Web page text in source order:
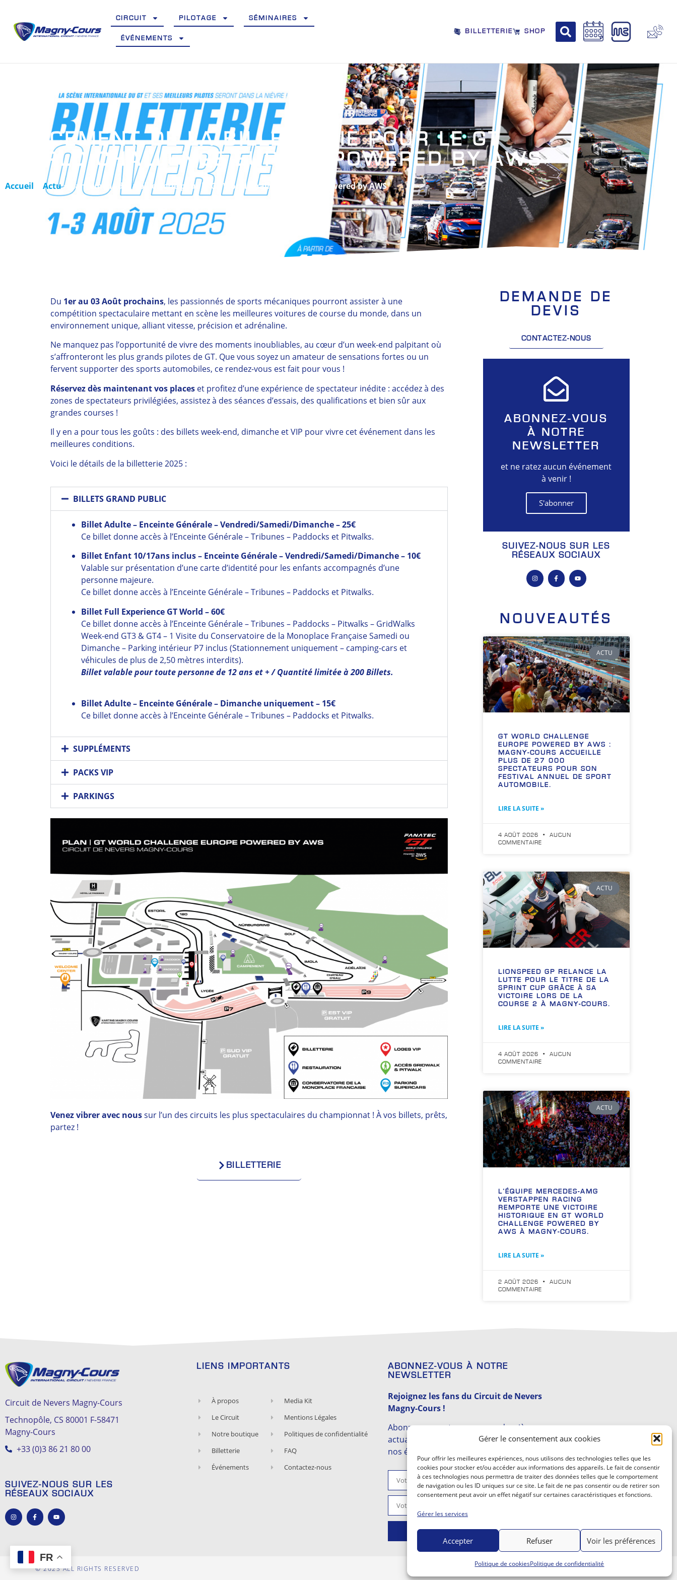
Gérer le consentement aux cookies
Pour offrir les meilleures expériences, nous utilisons des technologies telles que les
cookies pour stocker et/ou accéder aux informations des appareils. Le fait de consentir
à ces technologies nous permettra de traiter des données telles que le comportement
de navigation ou les ID uniques sur ce site. Le fait de ne pas consentir ou de retirer son
consentement peut avoir un effet négatif sur certaines caractéristiques et fonctions.
Gérer les services
Accepter Refuser Voir les préférences
Politique de cookiesPolitique de confidentialité
CIRCUIT PILOTAGE SÉMINAIRES
ÉVÉNEMENTS
BILLETTERIE SHOP
LANCEMENT DE LA BILLETTERIE POUR LE GT
WORLD CHALLENGE EUROPE POWERED BY AWS
Accueil Actu» Lancement de la billetterie pour le GT World Challenge Europe Powered by AWS
Du 1er au 03 Août prochains, les passionnés de sports mécaniques pourront assister à une
compétition spectaculaire mettant en scène les meilleures voitures de course du monde, dans un
environnement unique, alliant vitesse, précision et adrénaline.
Ne manquez pas l’opportunité de vivre des moments inoubliables, au cœur d’un week-end palpitant où
s’affronteront les plus grands pilotes de GT. Que vous soyez un amateur de sensations fortes ou un
fervent supporter des sports automobiles, ce rendez-vous est fait pour vous !
Réservez dès maintenant vos places et profitez d’une expérience de spectateur inédite : accédez à des
zones de spectateurs privilégiées, assistez à des séances d’essais, des qualifications et bien sûr aux
grandes courses !
Il y en a pour tous les goûts : des billets week-end, dimanche et VIP pour vivre cet événement dans les
meilleures conditions.
Voici le détails de la billetterie 2025 :
BILLETS GRAND PUBLIC
Billet Adulte – Enceinte Générale – Vendredi/Samedi/Dimanche – 25€
Ce billet donne accès à l’Enceinte Générale – Tribunes – Paddocks et Pitwalks.
Billet Enfant 10/17ans inclus – Enceinte Générale – Vendredi/Samedi/Dimanche – 10€
Valable sur présentation d’une carte d’identité pour les enfants accompagnés d’une
personne majeure.
Ce billet donne accès à l’Enceinte Générale – Tribunes – Paddocks et Pitwalks.
Billet Full Experience GT World – 60€
Ce billet donne accès à l’Enceinte Générale – Tribunes – Paddocks – Pitwalks – GridWalks
Week-end GT3 & GT4 – 1 Visite du Conservatoire de la Monoplace Française Samedi ou
Dimanche – Parking intérieur P7 inclus (Stationnement uniquement – camping-cars et
véhicules de plus de 2,50 mètres interdits).
Billet valable pour toute personne de 12 ans et + / Quantité limitée à 200 Billets.
Billet Adulte – Enceinte Générale – Dimanche uniquement – 15€
Ce billet donne accès à l’Enceinte Générale – Tribunes – Paddocks et Pitwalks.
SUPPLÉMENTS
PACKS VIP
PARKINGS
Venez vibrer avec noussur l’un des circuits les plus spectaculaires du championnat ! À vos billets, prêts,
partez !
BILLETTERIE
DEMANDE DE
DEVIS
CONTACTEZ-NOUS
ABONNEZ-VOUS
À NOTRE
NEWSLETTER
et ne ratez aucun événement
à venir !
S'abonner
SUIVEZ-NOUS SUR LES
RÉSEAUX SOCIAUX
NOUVEAUTÉS
ACTU
GT WORLD CHALLENGE
EUROPE POWERED BY AWS :
MAGNY-COURS ACCUEILLE
PLUS DE 27 000
SPECTATEURS POUR SON
FESTIVAL ANNUEL DE SPORT
AUTOMOBILE.
LIRE LA SUITE »
4 AOÛT 2026
AUCUN
COMMENTAIRE
ACTU
LIONSPEED GP RELANCE LA
LUTTE POUR LE TITRE DE LA
SPRINT CUP GRÂCE À SA
VICTOIRE LORS DE LA
COURSE 2 À MAGNY-COURS.
LIRE LA SUITE »
4 AOÛT 2026
AUCUN
COMMENTAIRE
ACTU
L’ÉQUIPE MERCEDES-AMG
VERSTAPPEN RACING
REMPORTE UNE VICTOIRE
HISTORIQUE EN GT WORLD
CHALLENGE POWERED BY
AWS À MAGNY-COURS.
LIRE LA SUITE »
2 AOÛT 2026
AUCUN
COMMENTAIRE
Circuit de Nevers Magny-Cours
Technopôle, CS 80001 F-58471
Magny-Cours
+33 (0)3 86 21 80 00
SUIVEZ-NOUS SUR LES
RÉSEAUX SOCIAUX
LIENS IMPORTANTS
À propos
Le Circuit
Notre boutique
Billetterie
Événements
Media Kit
Mentions Légales
Politiques de confidentialité
FAQ
Contactez-nous
ABONNEZ-VOUS À NOTRE
NEWSLETTER
Rejoignez les fans du Circuit de Nevers
Magny-Cours !
Abonnez-vous et recevez nos dernières
actualités,
nos évènements et expériences.
S'INSCRIRE
© 2023 ALL RIGHTS RESERVED​ CREATED BY DARA AGENCY
FR